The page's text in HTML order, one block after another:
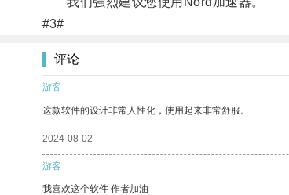
#3#
评论
游客
这款软件的设计非常人性化，使用起来非常舒服。
2024-08-02
游客
我喜欢这个软件 作者加油